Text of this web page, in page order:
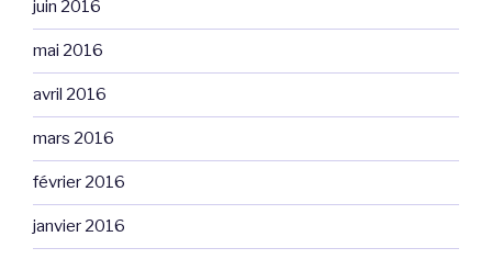
juin 2016
mai 2016
avril 2016
mars 2016
février 2016
janvier 2016